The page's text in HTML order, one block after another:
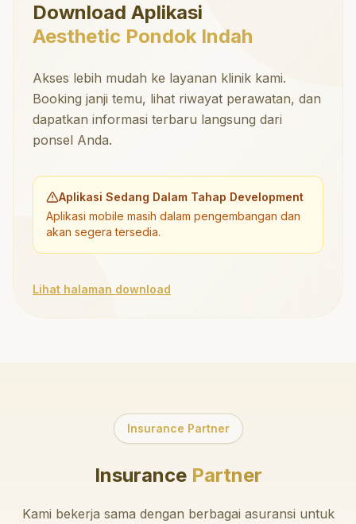
Download Aplikasi
Aesthetic Pondok Indah
Akses lebih mudah ke layanan klinik kami.
Booking janji temu, lihat riwayat perawatan, dan
dapatkan informasi terbaru langsung dari
ponsel Anda.
Aplikasi Sedang Dalam Tahap Development
Aplikasi mobile masih dalam pengembangan dan
akan segera tersedia.
Lihat halaman download
Insurance Partner
InsurancePartner
Kami bekerja sama dengan berbagai asuransi untuk